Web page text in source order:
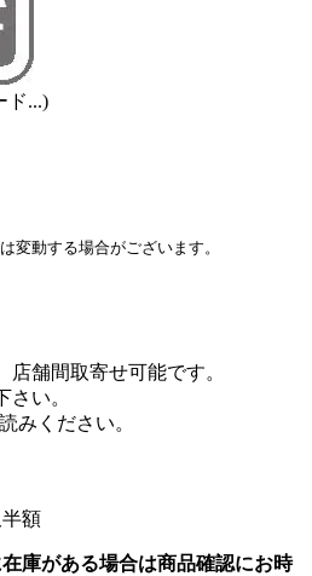
ド...)
変動する場合がございます。
舗間取寄せ可能です。
い。
みください。
額
庫がある場合は商品確認にお時